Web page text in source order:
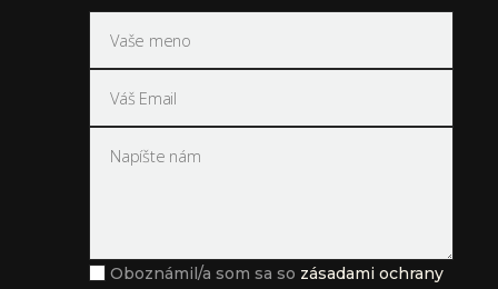
Oboznámil/a som sa so zásadami ochrany